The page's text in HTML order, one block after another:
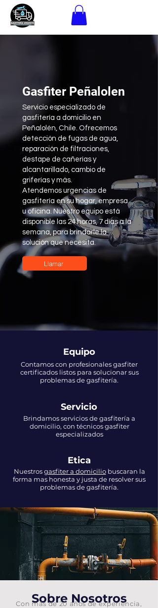
Gasfiter Peñalolen
Servicio especializado de
gasfitería a domicilio en
Peñalolén, Chile. Ofrecemos
detección de fugas de agua,
reparación de filtraciones,
destape de cañerías y
alcantarillado, cambio de
griferías y más.
Atendemos urgencias de
gasfitería en su hogar, empresa
u oficina. Nuestro equipo está
disponible las 24 horas, 7 días a la
semana, para brindarle la
solución que necesita.
Llamar
Equipo
Contamos con profesionales gasfiter
certificados listos para solucionar sus
problemas de gasfitería.
Servicio
Brindamos servicios de gasfitería a
domicilio, con técnicos gasfiter
especializados
Etica
Nuestrosgasfiter a domiciliobuscaran la
forma mas honesta y justa de resolver sus
problemas de gasfitería.
Sobre Nosotros
Con más de 20 años de experiencia,